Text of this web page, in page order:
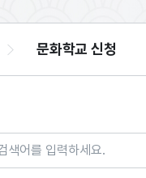
문화학교 신청